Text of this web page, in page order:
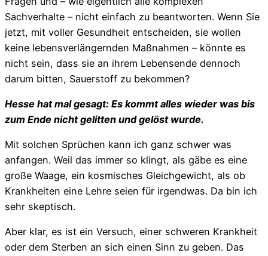
Sachverhalte – nicht einfach zu beantworten. Wenn Sie
jetzt, mit voller Gesundheit entscheiden, sie wollen
keine lebensverlängernden Maßnahmen – könnte es
nicht sein, dass sie an ihrem Lebensende dennoch
darum bitten, Sauerstoff zu bekommen?
Hesse hat mal gesagt: Es kommt alles wieder was bis
zum Ende nicht gelitten und gelöst wurde.
Mit solchen Sprüchen kann ich ganz schwer was
anfangen. Weil das immer so klingt, als gäbe es eine
große Waage, ein kosmisches Gleichgewicht, als ob
Krankheiten eine Lehre seien für irgendwas. Da bin ich
sehr skeptisch.
Aber klar, es ist ein Versuch, einer schweren Krankheit
oder dem Sterben an sich einen Sinn zu geben. Das